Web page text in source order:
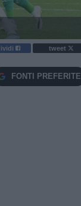
tweet
FONTI PREFERITE